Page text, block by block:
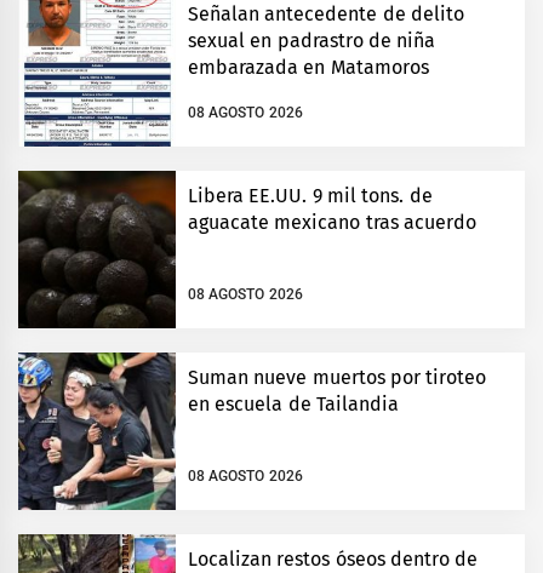
Señalan antecedente de delito
sexual en padrastro de niña
embarazada en Matamoros
08 AGOSTO 2026
Libera EE.UU. 9 mil tons. de
aguacate mexicano tras acuerdo
08 AGOSTO 2026
Suman nueve muertos por tiroteo
en escuela de Tailandia
08 AGOSTO 2026
Localizan restos óseos dentro de